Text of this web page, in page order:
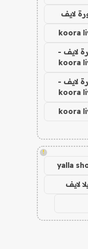
لايف
koora
لايف -
koora
لايف -
koora
koora
!
yalla
لايف